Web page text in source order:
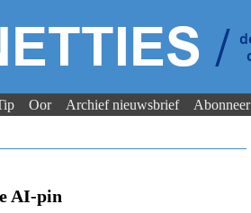
Oor Archief nieuwsbrief Abonneer
AI-pin